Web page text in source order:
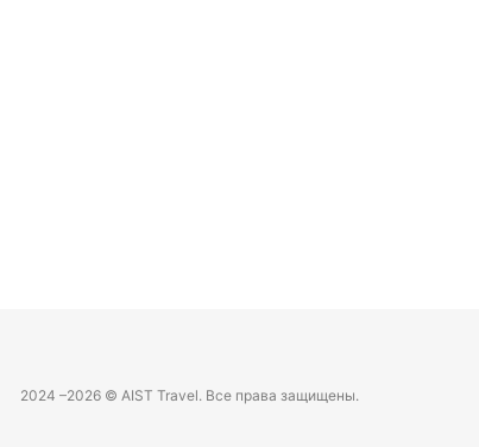
2024 –2026 © AIST Travel. Все права защищены.